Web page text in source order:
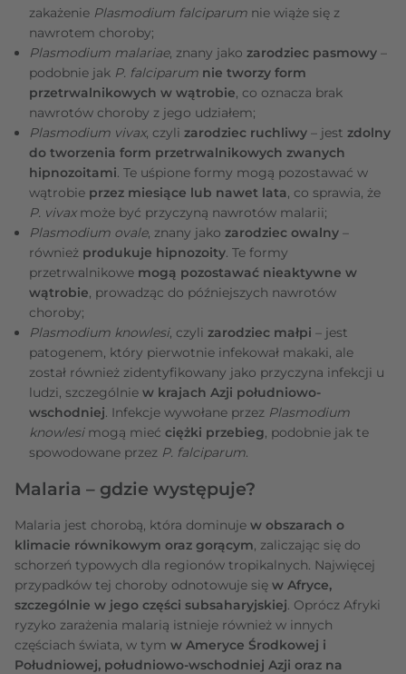
zakażenie Plasmodium falciparum nie wiąże się z
nawrotem choroby;
Plasmodium malariae, znany jako zarodziec pasmowy –
podobnie jak P. falciparum nie tworzy form
przetrwalnikowych w wątrobie, co oznacza brak
nawrotów choroby z jego udziałem;
Plasmodium vivax, czyli zarodziec ruchliwy – jest zdolny
do tworzenia form przetrwalnikowych zwanych
hipnozoitami. Te uśpione formy mogą pozostawać w
wątrobie przez miesiące lub nawet lata, co sprawia, że
P. vivaxmoże być przyczyną nawrotów malarii;
Plasmodium ovale, znany jako zarodziec owalny –
również produkuje hipnozoity. Te formy
przetrwalnikowe mogą pozostawać nieaktywne w
wątrobie, prowadząc do późniejszych nawrotów
choroby;
Plasmodium knowlesi, czyli zarodziec małpi – jest
patogenem, który pierwotnie infekował makaki, ale
został również zidentyfikowany jako przyczyna infekcji u
ludzi, szczególnie w krajach Azji południowo-
wschodniej. Infekcje wywołane przez Plasmodium
knowlesimogą mieć ciężki przebieg, podobnie jak te
spowodowane przez P. falciparum.
Malaria – gdzie występuje?
Malaria jest chorobą, która dominuje w obszarach o
klimacie równikowym oraz gorącym, zaliczając się do
schorzeń typowych dla regionów tropikalnych. Najwięcej
przypadków tej choroby odnotowuje się w Afryce,
szczególnie w jego części subsaharyjskiej. Oprócz Afryki
ryzyko zarażenia malarią istnieje również w innych
częściach świata, w tym w Ameryce Środkowej i
Południowej, południowo-wschodniej Azji oraz na